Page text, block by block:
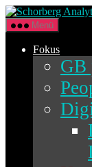
Direkt
zum
Inhalt
wechseln
Menü
Fokus
GB